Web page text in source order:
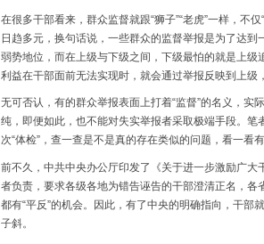
在很多干部看来，群众监督就跟“狮子”“老虎”一样，不
日趋多元，换句话说，一些群众的监督举报是为了达
弱势地位，而在上级与下级之间，下级最怕的就是上
利益在干部面前无法实现时，就会通过举报反映到上级
无可否认，有的群众举报表面上打着“监督”的名义，
纯，即便如此，也不能对失实举报者采取极端手段。
次“体检”，查一查是不是真的存在类似的问题，看一看
前不久，中共中央办公厅印发了《关于进一步激励广
者负责，要求各级各地为错告诬告的干部澄清正名，各
都有“平反”的机会。因此，有了中央的明确指向，干
子斜。